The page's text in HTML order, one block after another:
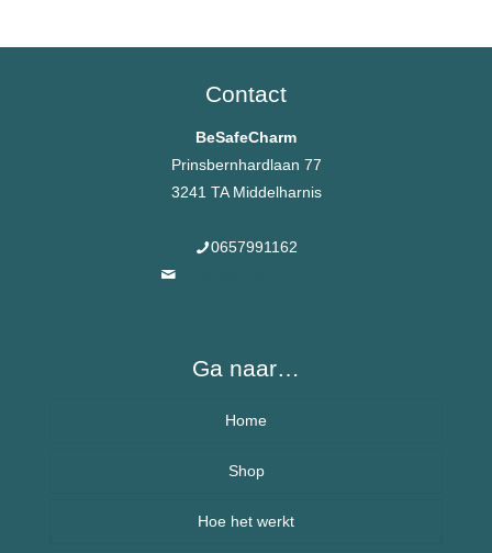
Contact
BeSafeCharm
Prinsbernhardlaan 77
3241 TA Middelharnis
0657991162
Ga naar…
Home
Over BeSafeCharm – ons verhaal
Shop
Armbanden
Hoe het werkt